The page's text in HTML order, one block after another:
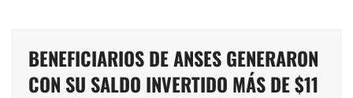
BENEFICIARIOS DE ANSES GENERARON
CON SU SALDO INVERTIDO MÁS DE $11